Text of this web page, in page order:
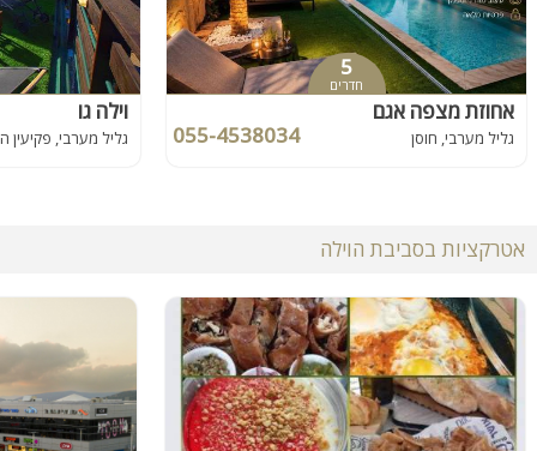
5
חדרים
אחוזת מצפה אגם
גליל מערבי, חוסן 055-4538034
וילה גו
גליל מערבי,
אטרקציות בסביבת הוילה